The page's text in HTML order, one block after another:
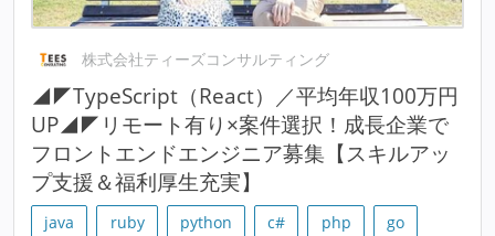
株式会社ティーズコンサルティング
◢◤TypeScript（React）／平均年収100万円
UP◢◤リモート有り×案件選択！成長企業で
フロントエンドエンジニア募集【スキルアッ
プ支援＆福利厚生充実】
java ruby python c# php
go